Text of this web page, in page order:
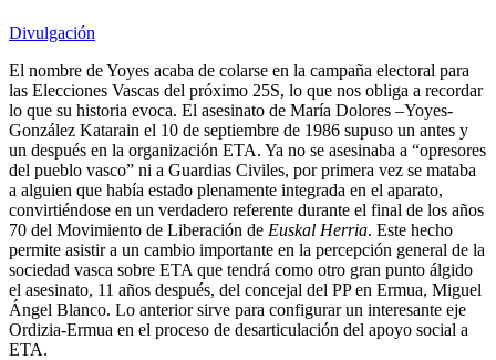
Divulgación
El nombre de Yoyes acaba de colarse en la campaña electoral para
las Elecciones Vascas del próximo 25S, lo que nos obliga a recordar
lo que su historia evoca. El asesinato de María Dolores –Yoyes-
González Katarain el 10 de septiembre de 1986 supuso un antes y
un después en la organización ETA. Ya no se asesinaba a “opresores
del pueblo vasco” ni a Guardias Civiles, por primera vez se mataba
a alguien que había estado plenamente integrada en el aparato,
convirtiéndose en un verdadero referente durante el final de los años
70 del Movimiento de Liberación de Euskal Herria. Este hecho
permite asistir a un cambio importante en la percepción general de la
sociedad vasca sobre ETA que tendrá como otro gran punto álgido
el asesinato, 11 años después, del concejal del PP en Ermua, Miguel
Ángel Blanco. Lo anterior sirve para configurar un interesante eje
Ordizia-Ermua en el proceso de desarticulación del apoyo social a
ETA.